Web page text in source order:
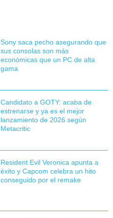
Sony saca pecho asegurando que
sus consolas son más
económicas que un PC de alta
gama
Candidato a GOTY: acaba de
estrenarse y ya es el mejor
lanzamiento de 2026 según
Metacritic
Resident Evil Veronica apunta a
éxito y Capcom celebra un hito
conseguido por el remake